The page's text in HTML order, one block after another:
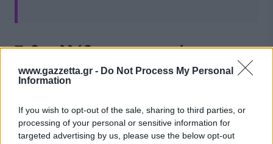
www.gazzetta.gr - Do Not Process My Personal
Information
If you wish to opt-out of the sale, sharing to third parties, or
processing of your personal or sensitive information for
targeted advertising by us, please use the below opt-out
Τι θα αλλάξει στον κινητήρα της
Honda
ανάκτηση της χαμένης ιπποδύναμης, χωρίς
ωστόσο να αμελείται ο κρίσιμος παράγοντας της
αξιοπιστίας, καθώς η αύξηση της απόδοσης